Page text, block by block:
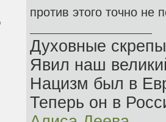
против этого точно не
Духовные
Явил наш
Нацизм был в
Теперь он в